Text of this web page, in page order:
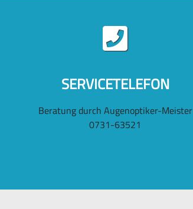
SERVICETELEFON
Beratung durch Augenoptiker-Meister
0731-63521